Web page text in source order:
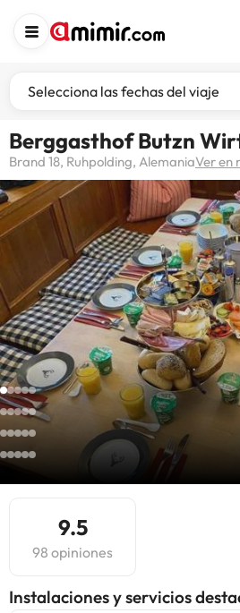
Selecciona las fechas del viaje
Berggasthof Butzn
Brand 18, Ruhpolding, AlemaniaVer en
9.5
98 opiniones
Instalaciones y servicios